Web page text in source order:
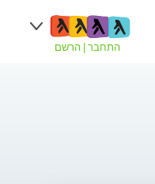
התחבר הרשם